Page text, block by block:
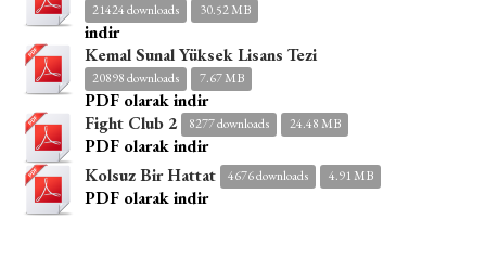
21424 downloads 30.52 MB
indir
Kemal Sunal Yüksek Lisans Tezi
20898 downloads 7.67 MB
PDF olarak indir
Fight Club 2
8277 downloads 24.48 MB
PDF olarak indir
Kolsuz Bir Hattat
4676 downloads 4.91 MB
PDF olarak indir